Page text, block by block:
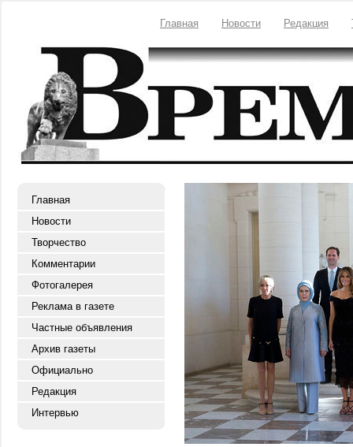
Главная Новости Редакция
Главная
Новости
Творчество
Комментарии
Фотогалерея
Реклама в газете
Частные объявления
Архив газеты
Официально
Редакция
Интервью